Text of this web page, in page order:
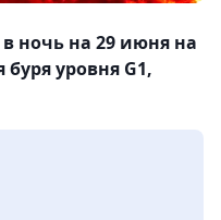
ночь на 29 июня на
уровня G1,